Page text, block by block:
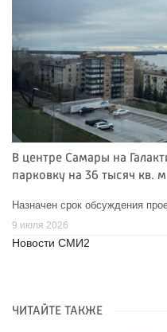
В центре Самары на
парковку на 36 тысяч кв. м
Назначен срок обсуждения
9 июля 2026
Новости СМИ2
ЧИТАЙТЕ ТАКЖЕ